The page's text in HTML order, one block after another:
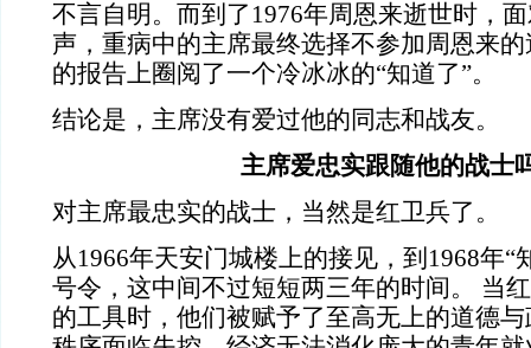
不言自明。而到了1976年周恩来逝世时，
声，重病中的主席最终选择不参加周恩来
的报告上圈阅了一个冷冰冰的“知道了”。
结论是，主席没有爱过他的同志和战友。
主席爱忠实跟随他的战士
对主席最忠实的战士，当然是红卫兵了。
从1966年天安门城楼上的接见，到1968年“
号令，这中间不过短短两三年的时间。 当
的工具时，他们被赋予了至高无上的道德